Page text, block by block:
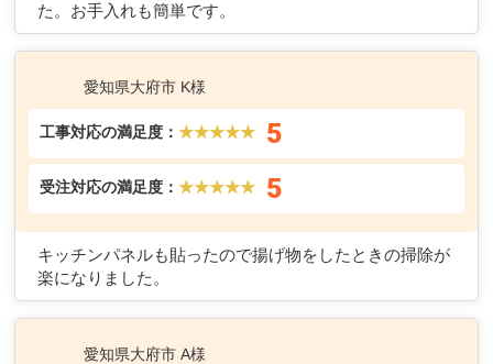
た。お手入れも簡単です。
愛知県大府市 K様
工事対応の満足度：★★★★★ 5
受注対応の満足度：★★★★★ 5
キッチンパネルも貼ったので揚げ物をしたときの掃除が
楽になりました。
愛知県大府市 A様